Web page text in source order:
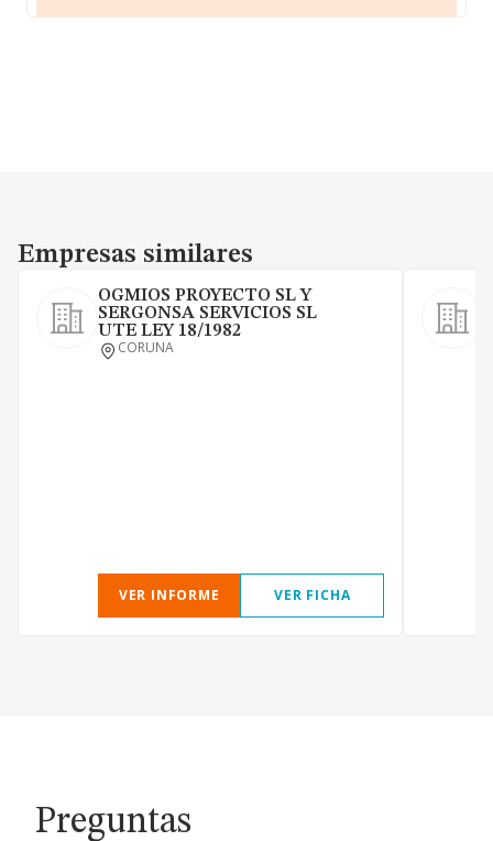
Empresas similares
Empresas similares
OGMIOS PROYECTO SL Y
SERGONSA SERVICIOS SL
UTE LEY 18/1982
CORUNA
VER INFORME VER FICHA
Preguntas